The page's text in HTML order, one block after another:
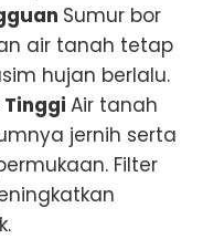
Sumur bor
air tanah tetap
hujan berlalu.
Air tanah
jernih serta
Filter